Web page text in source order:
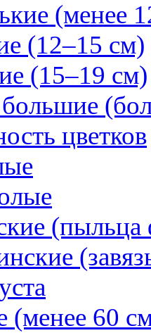
(менее
(12–15 см)
(15–19 см)
цветков
(пыльца
(менее 60